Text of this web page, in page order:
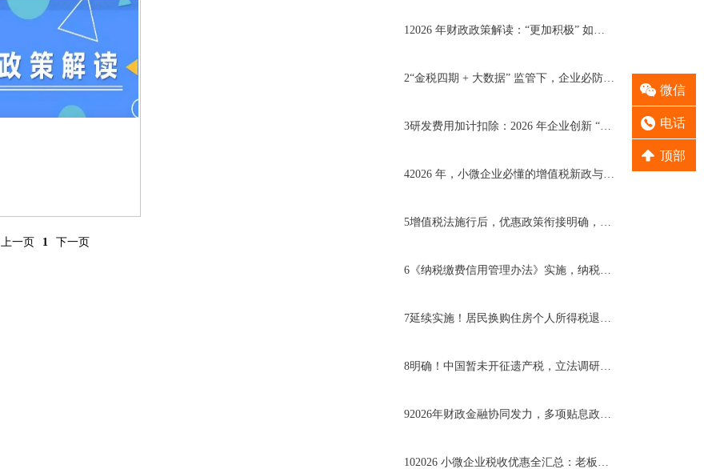
微信
电话
顶部
上一页 1 下一页
12026 年财政政策解读：“更加积极” 如何为企业赋能
2“金税四期 + 大数据” 监管下，企业必防的 5 大财税风险
3研发费用加计扣除：2026 年企业创新 “最实在的税收红包”
42026 年，小微企业必懂的增值税新政与风险点
5增值税法施行后，优惠政策衔接明确，小规模纳税人受益显著
6 《纳税缴费信用管理办法》实施，纳税信用成为企业无形资产
7延续实施！居民换购住房个人所得税退税政策明确至2027年底
8明确！中国暂未开征遗产税，立法调研工作有序推进
92026年财政金融协同发力，多项贴息政策支持中小微企业发展
102026 小微企业税收优惠全汇总：老板一算就懂，能省多少